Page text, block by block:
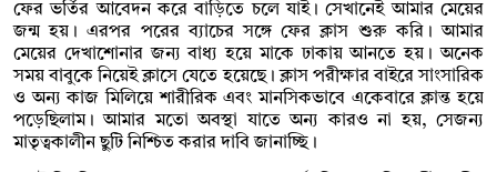
ফের ভর্তির আবেদন করে বাড়িতে চলে যাই। সেখানেই আমার মেয়ের
জন্ম হয়। এরপর পরের ব্যাচের সঙ্গে ফের ক্লাস শুরু করি। আমার
মেয়ের দেখাশোনার জন্য বাধ্য হয়ে মাকে ঢাকায় আনতে হয়। অনেক
সময় বাবুকে নিয়েই ক্লাসে যেতে হয়েছে। ক্লাস পরীক্ষার বাইরে সাংসারিক
ও অন্য কাজ মিলিয়ে শারীরিক এবং মানসিকভাবে একেবারে ক্লান্ত হয়ে
পড়েছিলাম। আমার মতো অবস্থা যাতে অন্য কারও না হয়, সেজন্য
মাতৃত্বকালীন ছুটি নিশ্চিত করার দাবি জানাচ্ছি।